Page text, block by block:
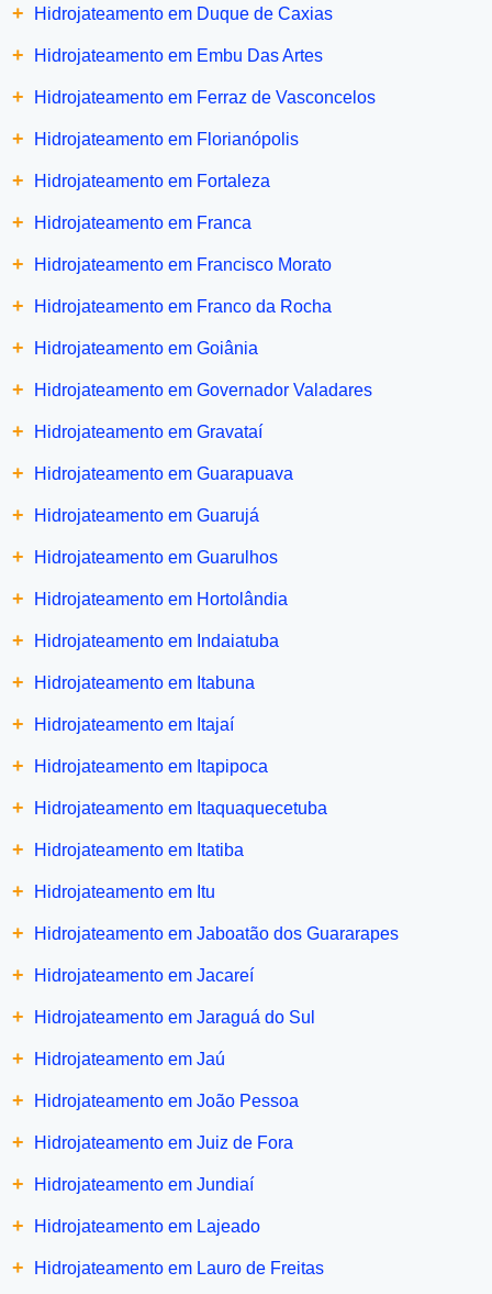
+ Hidrojateamento em Duque de Caxias
+ Hidrojateamento em Embu Das Artes
+ Hidrojateamento em Ferraz de Vasconcelos
+ Hidrojateamento em Florianópolis
+ Hidrojateamento em Fortaleza
+ Hidrojateamento em Franca
+ Hidrojateamento em Francisco Morato
+ Hidrojateamento em Franco da Rocha
+ Hidrojateamento em Goiânia
+ Hidrojateamento em Governador Valadares
+ Hidrojateamento em Gravataí
+ Hidrojateamento em Guarapuava
+ Hidrojateamento em Guarujá
+ Hidrojateamento em Guarulhos
+ Hidrojateamento em Hortolândia
+ Hidrojateamento em Indaiatuba
+ Hidrojateamento em Itabuna
+ Hidrojateamento em Itajaí
+ Hidrojateamento em Itapipoca
+ Hidrojateamento em Itaquaquecetuba
+ Hidrojateamento em Itatiba
+ Hidrojateamento em Itu
+ Hidrojateamento em Jaboatão dos Guararapes
+ Hidrojateamento em Jacareí
+ Hidrojateamento em Jaraguá do Sul
+ Hidrojateamento em Jaú
+ Hidrojateamento em João Pessoa
+ Hidrojateamento em Juiz de Fora
+ Hidrojateamento em Jundiaí
+ Hidrojateamento em Lajeado
+ Hidrojateamento em Lauro de Freitas